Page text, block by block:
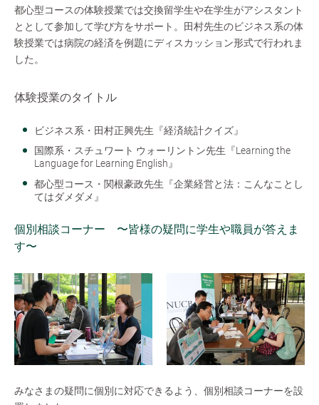
都心型コースの体験授業では交換留学生や在学生がアシスタント
ととして参加して学び方をサポート。田村先生のビジネス系の体
験授業では病院の経済を例題にディスカッション形式で行われま
した。
体験授業のタイトル
ビジネス系・田村正興先生『経済統計クイズ』
国際系・スチュワート ウォーリントン先生『Learning the
Language for Learning English』
都心型コース・関根豪政先生『企業経営と法：こんなことし
てはダメダメ』
個別相談コーナー 〜皆様の疑問に学生や職員が答えま
す〜
みなさまの疑問に個別に対応できるよう、個別相談コーナーを設